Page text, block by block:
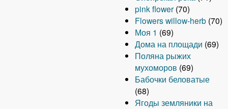
pink flower (70)
Flowers willow-herb (70)
Моя 1 (69)
Дома на площади (69)
Поляна рыжих
мухоморов (69)
Бабочки беловатые
(68)
Ягоды земляники на